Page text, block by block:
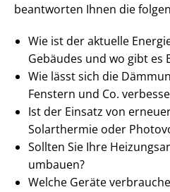
beantworten Ihnen die
Wie ist der aktuelle
Gebäudes und wo gibt es
Wie lässt sich die
Fenstern und Co.
Ist der Einsatz von
Solarthermie oder
Sollten Sie Ihre
umbauen?
Welche Geräte